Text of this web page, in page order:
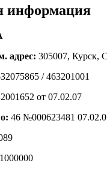
информация
адрес: 305007, Курск,
/ 463201001
от 07.02.07
46 №000623481